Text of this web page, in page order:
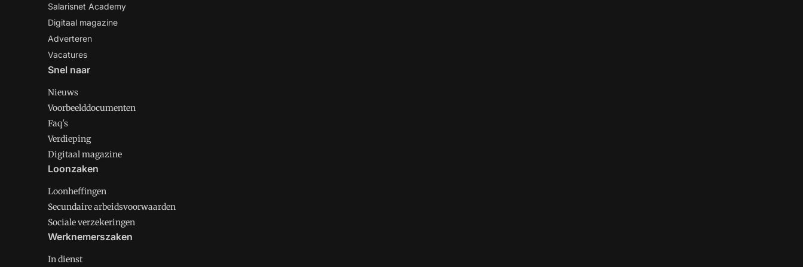
Salarisnet Academy
Digitaal magazine
Adverteren
Vacatures
Snel naar
Nieuws
Voorbeelddocumenten
Faq's
Verdieping
Digitaal magazine
Loonzaken
Loonheffingen
Secundaire arbeidsvoorwaarden
Sociale verzekeringen
Werknemerszaken
In dienst